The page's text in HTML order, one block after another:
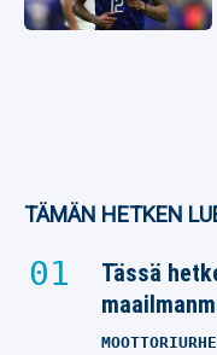
TÄMÄN HETKEN
Tässä